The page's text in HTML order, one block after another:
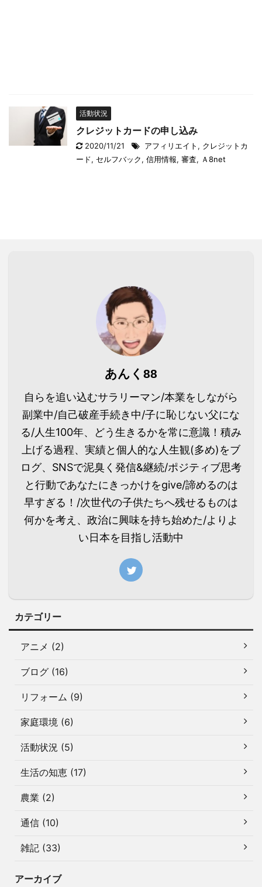
活動状況
クレジットカードの申し込み
2020/11/21 アフィリエイト , クレジットカ
ード, セルフバック, 信用情報, 審査, Ａ8net
あんく88
自らを追い込むサラリーマン/本業をしながら
副業中/自己破産手続き中/子に恥じない父にな
る/人生100年、どう生きるかを常に意識！積み
上げる過程、実績と個人的な人生観(多め)をブ
ログ、SNSで泥臭く発信&継続/ポジティブ思考
と行動であなたにきっかけをgive/諦めるのは
早すぎる！/次世代の子供たちへ残せるものは
何かを考え、政治に興味を持ち始めた/よりよ
い日本を目指し活動中
カテゴリー
アニメ (2)
ブログ (16)
リフォーム (9)
家庭環境 (6)
活動状況 (5)
生活の知恵 (17)
農業 (2)
通信 (10)
雑記 (33)
アーカイブ